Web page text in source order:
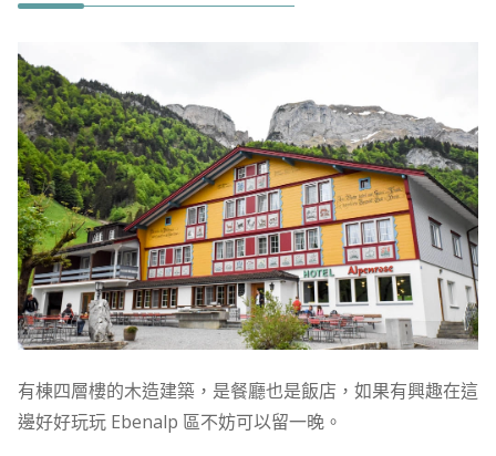
有棟四層樓的木造建築，是餐廳也是飯店，如果有興趣在這
邊好好玩玩 Ebenalp 區不妨可以留一晚。